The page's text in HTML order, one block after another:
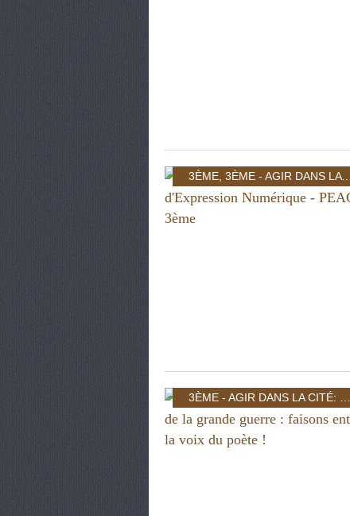
3ÈME, 3ÈME - AGIR DANS LA CITÉ: INDIVIDU ET POUVOIR
3ÈME - AGIR DANS LA CITÉ: INDIVIDU ET POUVOIR